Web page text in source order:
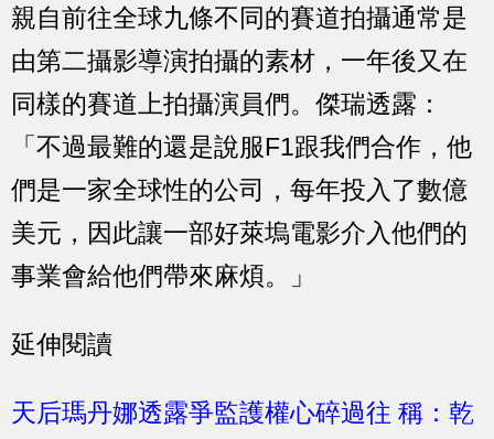
親自前往全球九條不同的賽道拍攝通常是
由第二攝影導演拍攝的素材，一年後又在
同樣的賽道上拍攝演員們。傑瑞透露：
「不過最難的還是說服F1跟我們合作，他
們是一家全球性的公司，每年投入了數億
美元，因此讓一部好萊塢電影介入他們的
事業會給他們帶來麻煩。」
延伸閱讀
天后瑪丹娜透露爭監護權心碎過往 稱：乾